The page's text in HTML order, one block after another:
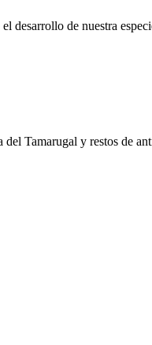
desarrollo de nuestra
Tamarugal y restos de